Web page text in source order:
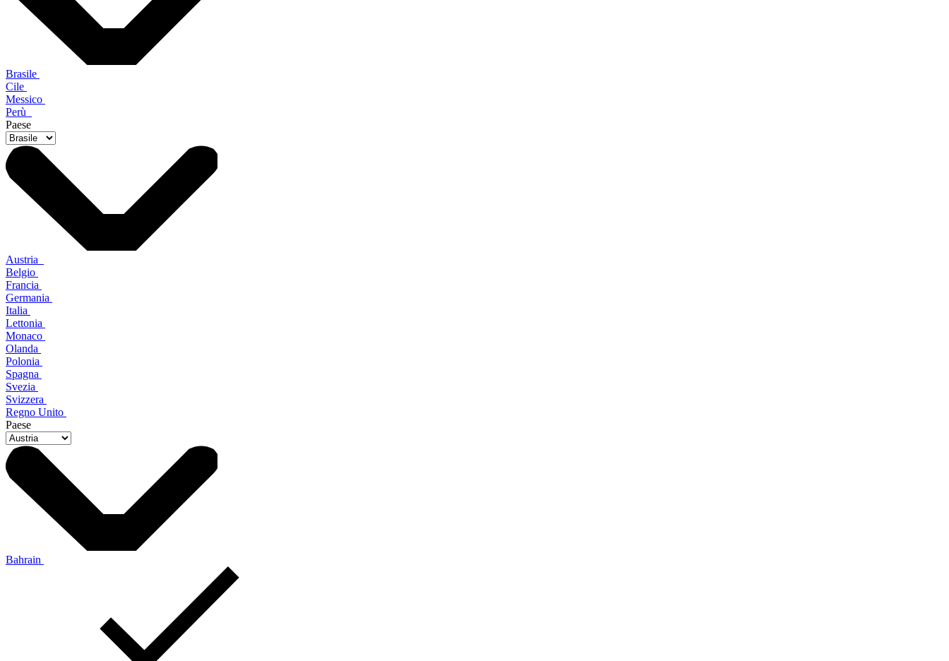
Brasile
Cile
Messico
Perù
Paese
Austria
Belgio
Francia
Germania
Italia
Lettonia
Monaco
Olanda
Polonia
Spagna
Svezia
Svizzera
Regno Unito
Paese
Bahrain